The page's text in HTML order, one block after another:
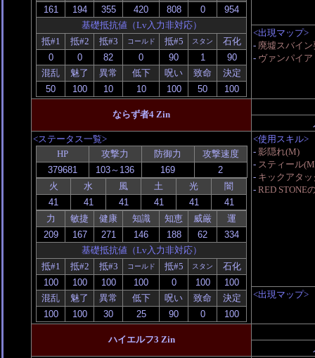
基礎抵抗値（Lv入力非対応）
抵#1
抵#2 抵#3 コールド 抵#5 スタン 石化
混乱 魅了 異常 低下 呪い 致命 決定
<出現マップ>
- 廃墟スバイン
- ヴァンパイ
ならず者4 Zin
<ステータス一覧>
HP
攻撃力 防御力 攻撃速度
火 水 風 土 光 闇
力 敏捷 健康 知識 知恵 威厳 運
基礎抵抗値（Lv入力非対応）
抵#1
抵#2 抵#3 コールド 抵#5 スタン 石化
混乱 魅了 異常 低下 呪い 致命 決定
<使用スキル>
- 影隠れ(M)
- スティール
- キックアタッ
- RED STONE
<出現マップ>
ハイエルフ3 Zin